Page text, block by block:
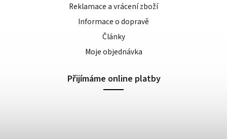
Reklamace a vrácení zboží
Informace o dopravě
Články
Moje objednávka
Přijímáme online platby